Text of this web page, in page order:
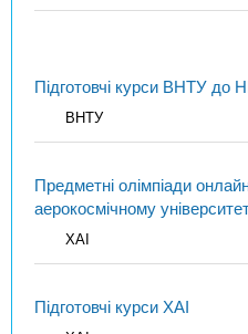
Підготовчі курси ВНТУ
ВНТУ
Предметні олімпіади
аерокосмічному
ХАІ
Підготовчі курси ХАІ